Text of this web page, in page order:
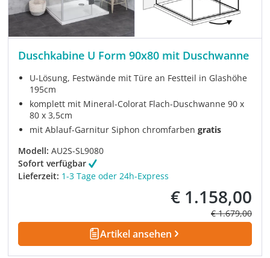
Duschkabine U Form 90x80 mit Duschwanne
U-Lösung, Festwände mit Türe an Festteil in Glashöhe
195cm
komplett mit Mineral-Colorat Flach-Duschwanne 90 x
80 x 3,5cm
mit Ablauf-Garnitur Siphon chromfarbengratis
Modell: AU2S-SL9080
Sofort verfügbar
Lieferzeit: 1-3 Tage oder 24h-Express
Verkaufspreis:
€ 1.158,00
Regulärer
€ 1.679,00
Artikel ansehen